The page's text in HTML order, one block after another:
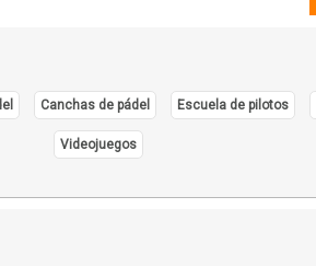
Canchas de pádel Escuela de pilotos
Videojuegos